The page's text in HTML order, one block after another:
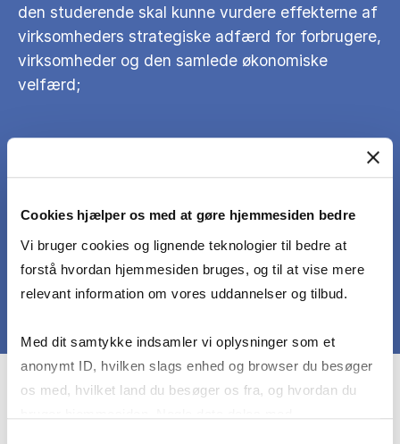
Cookies hjælper os med at gøre hjemmesiden bedre
Vi bruger cookies og lignende teknologier til bedre at
forstå hvordan hjemmesiden bruges, og til at vise mere
relevant information om vores uddannelser og tilbud.
Med dit samtykke indsamler vi oplysninger som et
anonymt ID, hvilken slags enhed og browser du besøger
os med, hvilket land du besøger os fra, og hvordan du
den studerende skal kunne vurdere effekterne af
virksomheders strategiske adfærd for forbrugere,
virksomheder og den samlede økonomiske
velfærd;
den studerende skal kunne redegøre for det
konkurrenceretten.
Course prerequisites